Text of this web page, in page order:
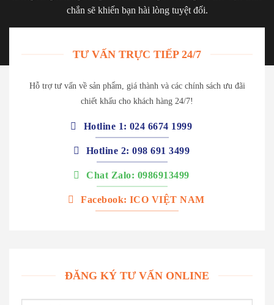
chắn sẽ khiến bạn hài lòng tuyệt đối.
TƯ VẤN TRỰC TIẾP 24/7
Hỗ trợ tư vấn về sản phẩm, giá thành và các chính sách ưu đãi
chiết khấu cho khách hàng 24/7!
Hotline 1: 024 6674 1999
Hotline 2: 098 691 3499
Chat Zalo: 0986913499
Facebook: ICO VIỆT NAM
ĐĂNG KÝ TƯ VẤN ONLINE